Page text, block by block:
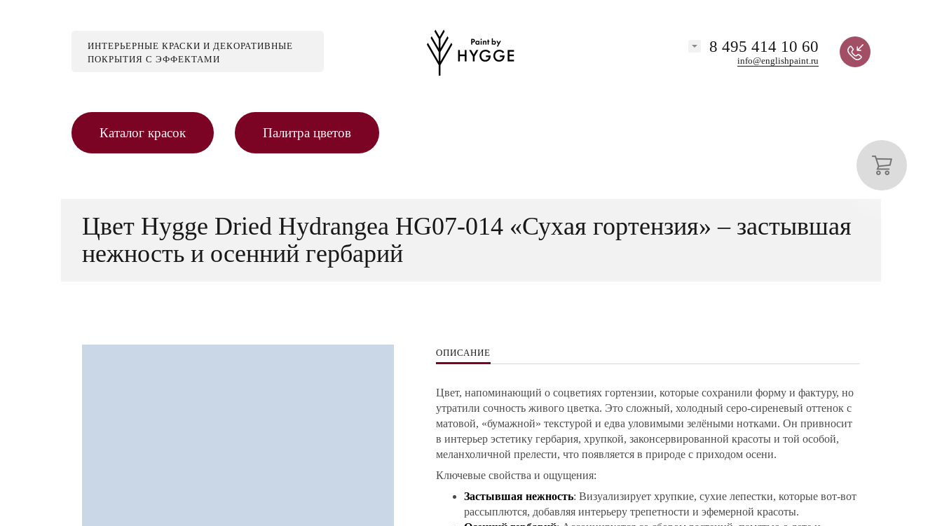
ИНТЕРЬЕРНЫЕ КРАСКИ И ДЕКОРАТИВНЫЕ
ПОКРЫТИЯ С ЭФФЕКТАМИ
8 495 414 10 60
info@englishpaint.ru
Каталог красок Палитра цветов
Цвет Hygge Dried Hydrangea HG07-014 «Сухая гортензия» – застывшая
нежность и осенний гербарий
ОПИСАНИЕ
Цвет, напоминающий о соцветиях гортензии, которые сохранили форму и фактуру, но
утратили сочность живого цветка. Это сложный, холодный серо-сиреневый оттенок с
матовой, «бумажной» текстурой и едва уловимыми зелёными нотками. Он привносит
в интерьер эстетику гербария, хрупкой, законсервированной красоты и той особой,
меланхоличной прелести, что появляется в природе с приходом осени.
Ключевые свойства и ощущения:
Застывшая нежность: Визуализирует хрупкие, сухие лепестки, которые вот-вот
рассыплются, добавляя интерьеру трепетности и эфемерной красоты.